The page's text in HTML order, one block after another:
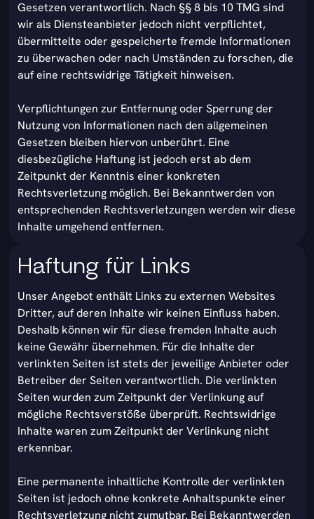
Gesetzen verantwortlich. Nach §§ 8 bis 10 TMG sind
wir als Diensteanbieter jedoch nicht verpflichtet,
übermittelte oder gespeicherte fremde Informationen
zu überwachen oder nach Umständen zu forschen, die
auf eine rechtswidrige Tätigkeit hinweisen.
Verpflichtungen zur Entfernung oder Sperrung der
Nutzung von Informationen nach den allgemeinen
Gesetzen bleiben hiervon unberührt. Eine
diesbezügliche Haftung ist jedoch erst ab dem
Zeitpunkt der Kenntnis einer konkreten
Rechtsverletzung möglich. Bei Bekanntwerden von
entsprechenden Rechtsverletzungen werden wir diese
Inhalte umgehend entfernen.
Haftung für Links
Unser Angebot enthält Links zu externen Websites
Dritter, auf deren Inhalte wir keinen Einfluss haben.
Deshalb können wir für diese fremden Inhalte auch
keine Gewähr übernehmen. Für die Inhalte der
verlinkten Seiten ist stets der jeweilige Anbieter oder
Betreiber der Seiten verantwortlich. Die verlinkten
Seiten wurden zum Zeitpunkt der Verlinkung auf
mögliche Rechtsverstöße überprüft. Rechtswidrige
Inhalte waren zum Zeitpunkt der Verlinkung nicht
erkennbar.
Eine permanente inhaltliche Kontrolle der verlinkten
Seiten ist jedoch ohne konkrete Anhaltspunkte einer
Rechtsverletzung nicht zumutbar. Bei Bekanntwerden